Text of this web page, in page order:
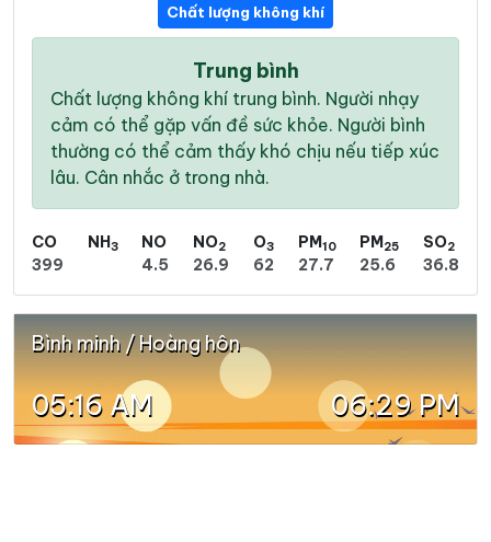
Chất lượng không khí
Trung bình
Chất lượng không khí trung bình. Người nhạy
cảm có thể gặp vấn đề sức khỏe. Người bình
thường có thể cảm thấy khó chịu nếu tiếp xúc
lâu. Cân nhắc ở trong nhà.
CO
399
NH3
NO
4.5
NO2
26.9
O3
62
PM10
27.7
PM25
25.6
SO2
36.8
Bình minh / Hoàng hôn
05:16 AM 06:29 PM